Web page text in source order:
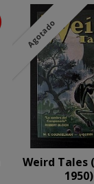
Agotado
Weird Tales